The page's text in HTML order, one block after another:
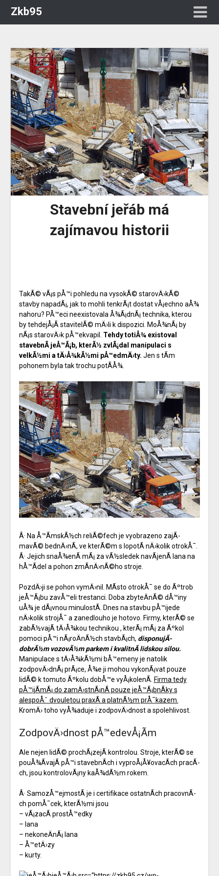
Zkb95
Stavební jeřáb má
zajímavou historii
TakÃ© vÃ¡s pÅ™i pohledu na vysokÃ© starovÄ›kÃ©
stavby napadÃ¡, jak to mohli tenkrÃ¡t dostat vÅ¡echno aÅ¾
nahoru? PÅ™eci neexistovala Å¾Ã¡dnÃ¡ technika, kterou
by tehdejÅ¡Ã­ stavitelÃ© mÄ›li k dispozici. MoÅ¾nÃ¡ by
nÃ¡s starovÄ›k pÅ™ekvapil. Tehdy totiÅ¾ existoval
stavebnÃ­ jeÅ™Ã¡b, kterÃ½ zvlÃ¡dal manipulaci s
velkÃ½mi a tÄ›Å¾kÃ½mi pÅ™edmÄ›ty. Jen s tÃ­m
pohonem byla tak trochu potÃ­Å¾.
Â· Na Å™Ã­mskÃ½ch reliÃ©fech je vyobrazeno zajÃ­
mavÃ© bednÄ›nÃ­, ve kterÃ©m s lopotÃ­ nÄ›kolik otrokÅ¯.
Â· Jejich snaÅ¾enÃ­ mÃ¡ za vÃ½sledek navÃ­jenÃ­ lana na
hÅ™Ã­del a pohon zmÃ­nÄ›nÃ©ho stroje.
PozdÄ›ji se pohon vymÄ›nil. MÃ­sto otrokÅ¯ se do Ãºtrob
jeÅ™Ã¡bu zavÅ™eli trestanci. Doba zbyteÄnÃ© dÅ™iny
uÅ¾ je dÃ¡vnou minulostÃ­. Dnes na stavbu pÅ™ijede
nÄ›kolik strojÅ¯ a zanedlouho je hotovo. Firmy, kterÃ© se
zabÃ½vajÃ­ tÄ›Å¾kou technikou , kterÃ¡ mÃ¡ za Ãºkol
pomoci pÅ™i nÃ¡roÄnÃ½ch stavbÃ¡ch, disponujÃ­
dobrÃ½m vozovÃ½m parkem i kvalitnÃ­ lidskou silou.
Manipulace s tÄ›Å¾kÃ½mi bÅ™emeny je natolik
zodpovÄ›dnÃ¡ prÃ¡ce, Å¾e ji mohou vykonÃ¡vat pouze
lidÃ© k tomuto Ãºkolu dobÅ™e vyÅ¡kolenÃ­. Firma tedy
pÅ™ijÃ­mÃ¡ do zamÄ›stnÃ¡nÃ­ pouze jeÅ™Ã¡bnÃ­ky s
alespoÅˆ dvouletou praxÃ­ a platnÃ½m prÅ¯kazem.
KromÄ› toho vyÅ¾aduje i zodpovÄ›dnost a spolehlivost.
ZodpovÄ›dnost pÅ™edevÅ¡Ã­m
Ale nejen lidÃ© prochÃ¡zejÃ­ kontrolou. Stroje, kterÃ© se
pouÅ¾Ã­vajÃ­ pÅ™i stavebnÃ­ch i vyproÅ¡Å¥ovacÃ­ch pracÃ­
ch, jsou kontrolovÃ¡ny kaÅ¾dÃ½m rokem.
Â· SamozÅ™ejmostÃ­ je i certifikace ostatnÃ­ch pracovnÃ­
ch pomÅ¯cek, kterÃ½mi jsou
– vÃ¡zacÃ­ prostÅ™edky
– lana
– nekoneÄnÃ¡ lana
– Å™etÄ›zy
– kurty.